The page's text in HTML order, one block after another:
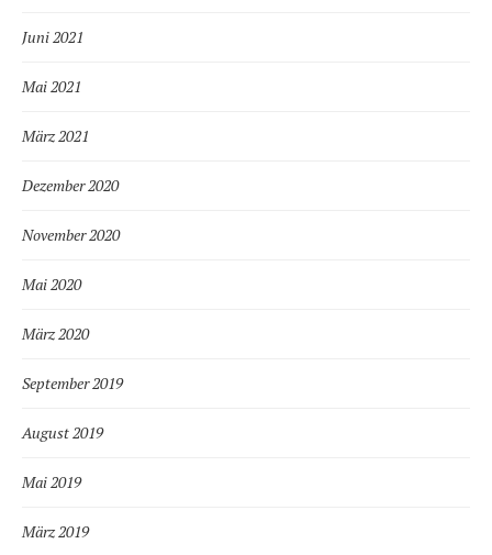
Juni 2021
Mai 2021
März 2021
Dezember 2020
November 2020
Mai 2020
März 2020
September 2019
August 2019
Mai 2019
März 2019